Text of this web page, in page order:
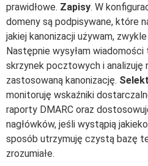
prawidłowe. Zapisy. W
domeny są podpisywane, które
jakiej kanonizacji używam,
Następnie wysyłam
skrzynek pocztowych i analizuję
zastosowaną kanonizację.
monitoruję wskaźniki
raporty DMARC oraz
nagłówków, jeśli wystąpią
sposób utrzymuję czystą bazę
zrozumiałe.